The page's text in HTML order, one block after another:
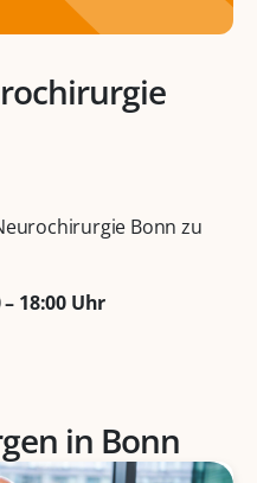
Bonn zu
– 18:00 Uhr
in Bonn